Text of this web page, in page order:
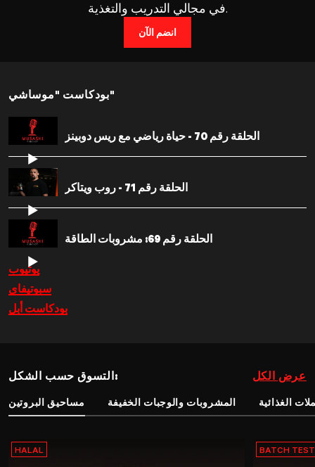
في مجالي التدريب والتغذية.
انضم الآن
بودكاست "موساشي"
الحلقة رقم 70 - حياة رياضي مع ريس دوبينز
الحلقة رقم 71 - روب ويتاكر
الحلقة رقم 69: مشروبات الطاقة
يوتيوب
سبوتيفاي
بودكاست أبل
التسوق حسب الشكل: عرض الكل
مساحيق البروتين المشروبات والوجبات الخفيفة الغذائية
HALAL BATCH